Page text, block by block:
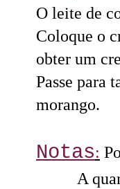
O leite de
Coloque o
obter um
Passe para
morango.
Notas:
A